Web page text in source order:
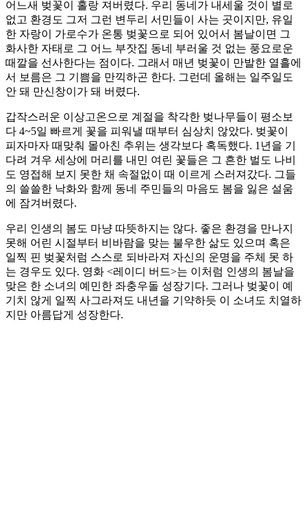
어느새 벚꽃이 홀랑 져버렸다. 우리 동네가 내세울 것이 별로
없고 환경도 그저 그런 변두리 서민들이 사는 곳이지만, 유일
한 자랑이 가로수가 온통 벚꽃으로 되어 있어서 봄날이면 그
화사한 자태로 그 어느 부잣집 동네 부러울 것 없는 풍요로운
때깔을 선사한다는 점이다. 그래서 매년 벚꽃이 만발한 열흘에
서 보름은 그 기쁨을 만끽하곤 한다. 그런데 올해는 일주일도
안 돼 만신창이가 돼 버렸다.
갑작스러운 이상고온으로 계절을 착각한 벚나무들이 평소보
다 4~5일 빠르게 꽃을 피워낼 때부터 심상치 않았다. 벚꽃이
피자마자 때맞춰 몰아친 추위는 생각보다 혹독했다. 1년을 기
다려 겨우 세상에 머리를 내민 여린 꽃들은 그 흔한 벌도 나비
도 영접해 보지 못한 채 속절없이 때 이르게 스러져갔다. 그들
의 쓸쓸한 낙화와 함께 동네 주민들의 마음도 봄을 잃은 설움
에 잠겨버렸다.
우리 인생의 봄도 마냥 따뜻하지는 않다. 좋은 환경을 만나지
못해 어린 시절부터 비바람을 맞는 불우한 삶도 있으며 혹은
일찍 핀 벚꽃처럼 스스로 되바라져 자신의 운명을 주체 못 하
는 경우도 있다. 영화 <레이디 버드>는 이처럼 인생의 봄날을
맞은 한 소녀의 예민한 좌충우돌 성장기다. 그러나 벚꽃이 예
기치 않게 일찍 사그라져도 내년을 기약하듯 이 소녀도 치열하
지만 아름답게 성장한다.